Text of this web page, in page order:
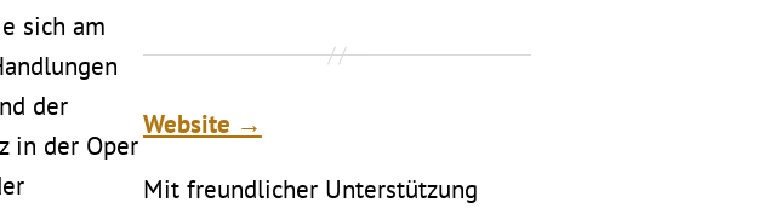
sich am
der
in der Oper
Website →
Mit freundlicher Unterstützung